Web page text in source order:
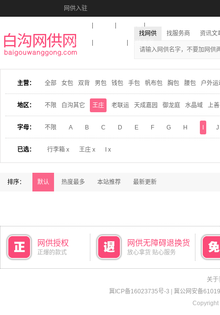
网供入驻
收藏本站
找网供 找服务商 资讯文
主营： 全部 女包 双背 男包 钱包 手包 帆布包 胸包 腰包 户外运
地区： 不限 白沟其它 王庄 老联运 天成嘉园 御龙庭 水晶域 上
字母： 不限 A B C D E F G H J
已选： 行李箱 x 王庄 x I x
排序： 默认 热度最多 本站推荐 最新更新
网供授权
正爆的款式
网供无障碍退换货
放心拿货 贴心服务
关于
冀ICP备16023735号-3
冀公网安备